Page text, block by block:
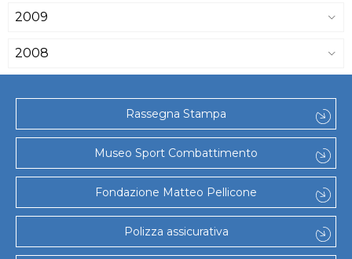
2009
2008
Rassegna Stampa
Museo Sport Combattimento
Fondazione Matteo Pellicone
Polizza assicurativa